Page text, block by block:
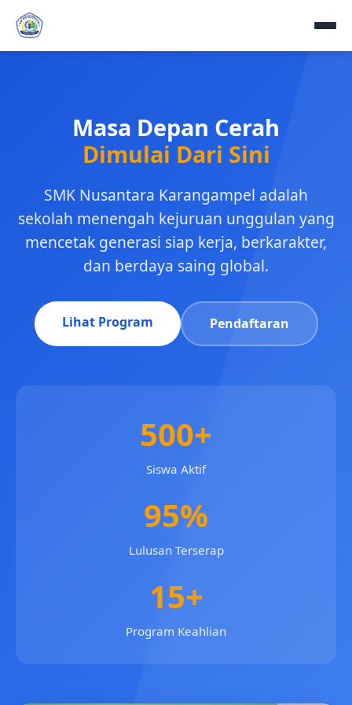
Masa Depan Cerah
Dimulai Dari Sini
SMK Nusantara Karangampel adalah
sekolah menengah kejuruan unggulan yang
mencetak generasi siap kerja, berkarakter,
dan berdaya saing global.
Lihat Program Pendaftaran
500+
Siswa Aktif
95%
Lulusan Terserap
15+
Program Keahlian